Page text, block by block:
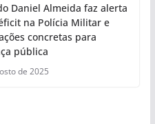
Daniel Almeida faz alerta
na Polícia Militar e
concretas para
pública
de 2025